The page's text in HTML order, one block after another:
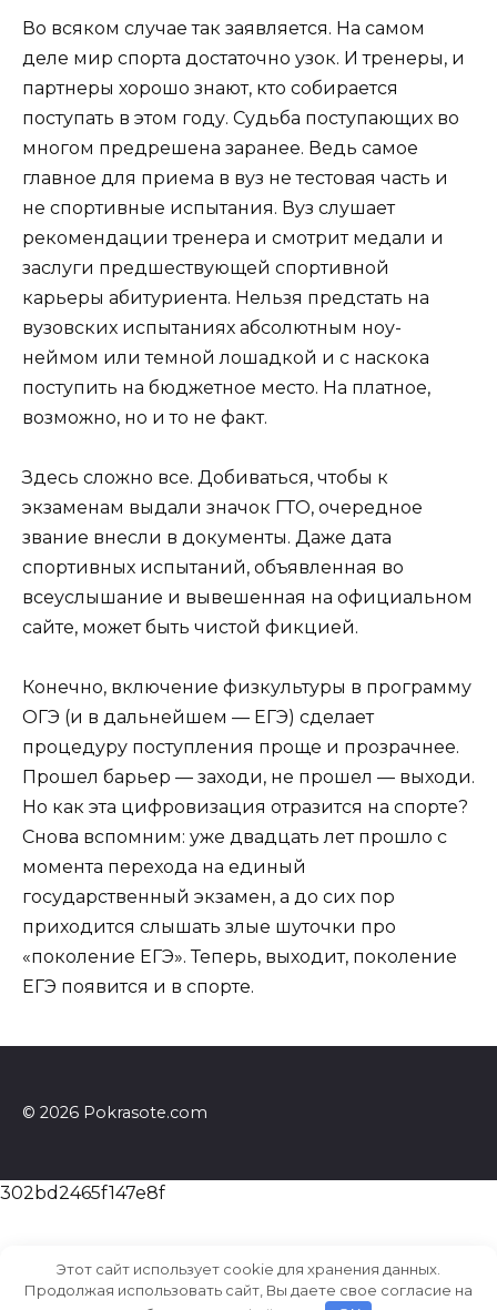
Во всяком случае так заявляется. На самом
деле мир спорта достаточно узок. И тренеры, и
партнеры хорошо знают, кто собирается
поступать в этом году. Судьба поступающих во
многом предрешена заранее. Ведь самое
главное для приема в вуз не тестовая часть и
не спортивные испытания. Вуз слушает
рекомендации тренера и смотрит медали и
заслуги предшествующей спортивной
карьеры абитуриента. Нельзя предстать на
вузовских испытаниях абсолютным ноу-
неймом или темной лошадкой и с наскока
поступить на бюджетное место. На платное,
возможно, но и то не факт.
Здесь сложно все. Добиваться, чтобы к
экзаменам выдали значок ГТО, очередное
звание внесли в документы. Даже дата
спортивных испытаний, объявленная во
всеуслышание и вывешенная на официальном
сайте, может быть чистой фикцией.
Конечно, включение физкультуры в программу
ОГЭ (и в дальнейшем — ЕГЭ) сделает
процедуру поступления проще и прозрачнее.
Прошел барьер — заходи, не прошел — выходи.
Но как эта цифровизация отразится на спорте?
Снова вспомним: уже двадцать лет прошло с
момента перехода на единый
государственный экзамен, а до сих пор
приходится слышать злые шуточки про
«поколение ЕГЭ». Теперь, выходит, поколение
ЕГЭ появится и в спорте.
© 2026 Pokrasote.com
302bd2465f147e8f
Этот сайт использует cookie для хранения данных.
Продолжая использовать сайт, Вы даете свое согласие на